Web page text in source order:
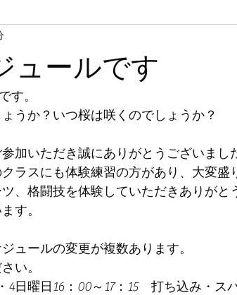
ュールです
す。
うか？いつ桜は咲くのでしょうか？
加いただき誠にありがとうございまし
ラスにも体験練習の方があり、大変盛
、格闘技を体験していただきありがと
す。
ュールの変更が複数あります。
い。
4日曜日16：00～17：15　打ち込み・ス